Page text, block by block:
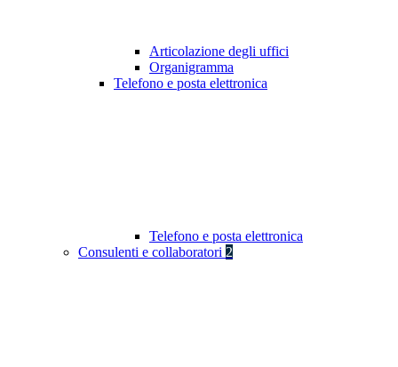
Articolazione degli uffici
Organigramma
Telefono e posta elettronica
Telefono e posta elettronica
Consulenti e collaboratori 2